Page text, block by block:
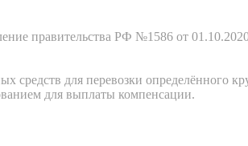
правительства РФ №1586 от
средств для перевозки определённого
для выплаты компенсации.